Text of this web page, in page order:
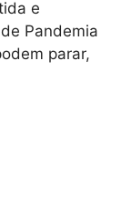
e
Pandemia
parar,